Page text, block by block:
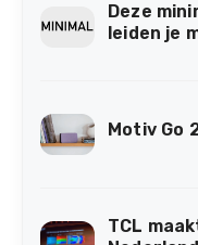
Deze
leiden je
Motiv Go
TCL